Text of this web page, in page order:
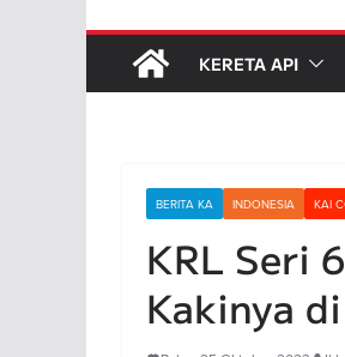
KERETA API
BERITA KA INDONESIA KAI
KRL Seri
Kakinya